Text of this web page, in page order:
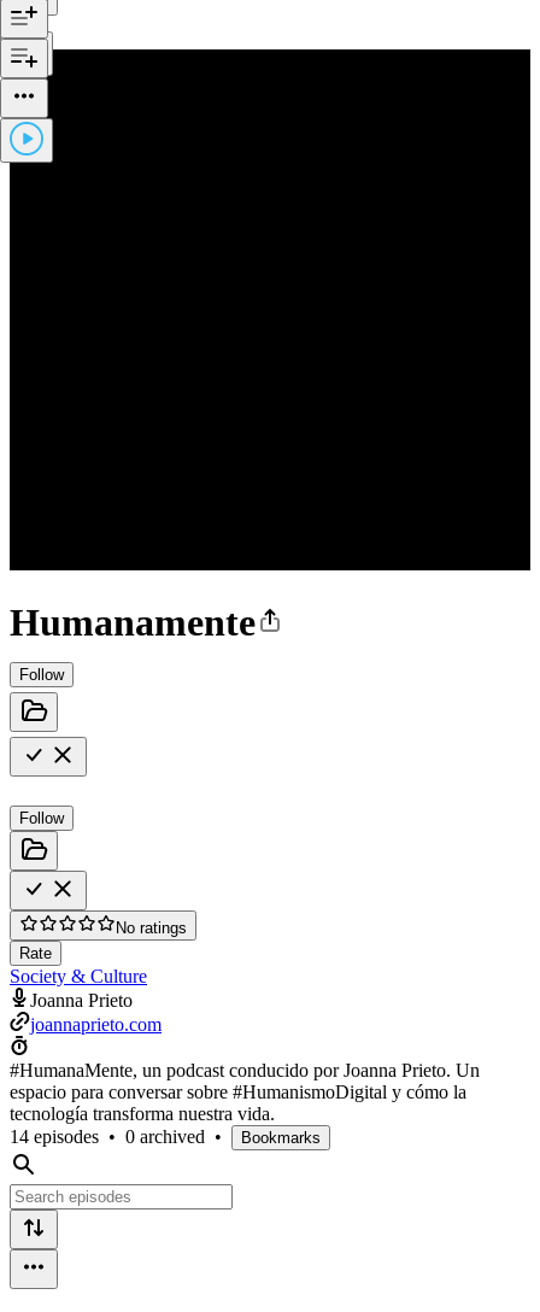
Humanamente
Follow
Follow
No ratings
Rate
Society & Culture
Joanna Prieto
joannaprieto.com
#HumanaMente, un podcast conducido por Joanna Prieto. Un
espacio para conversar sobre #HumanismoDigital y cómo la
tecnología transforma nuestra vida.
14 episodes • 0 archived • Bookmarks